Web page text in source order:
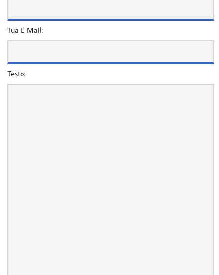
Tua E-Mail:
Testo: